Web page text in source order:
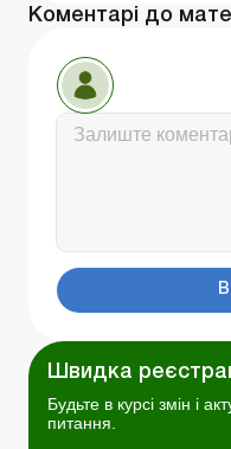
Коментарі до
Швидка
Будьте в курсі змін і
питання.